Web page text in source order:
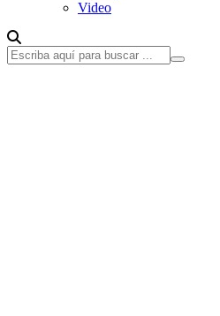
Video